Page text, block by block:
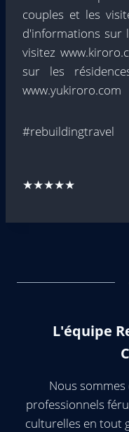
couples et les
d'informations sur
visitez
sur les
www.yukiroro.com
#rebuildingtravel
★★★★★
L'équipe
Nous
professionnels
culturelles en tout